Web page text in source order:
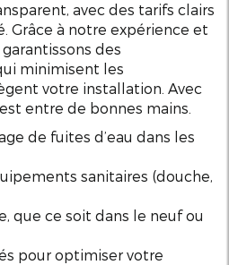
avec des tarifs clairs
Grâce à notre expérience et
des
minimisent les
votre installation. Avec
entre de bonnes mains.
de fuites d’eau dans les
sanitaires (douche,
que ce soit dans le neuf ou
pour optimiser votre